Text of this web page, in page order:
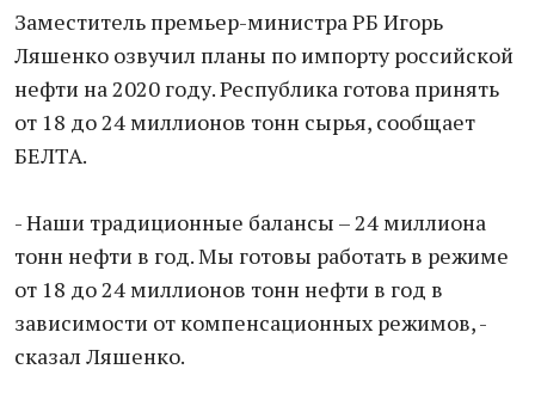
Заместитель премьер-министра РБ Игорь
Ляшенко озвучил планы по импорту российской
нефти на 2020 году. Республика готова принять
от 18 до 24 миллионов тонн сырья, сообщает
БЕЛТА.
- Наши традиционные балансы – 24 миллиона
тонн нефти в год. Мы готовы работать в режиме
от 18 до 24 миллионов тонн нефти в год в
зависимости от компенсационных режимов, -
сказал Ляшенко.